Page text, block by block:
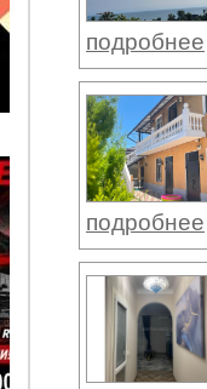
подробнее
подробнее